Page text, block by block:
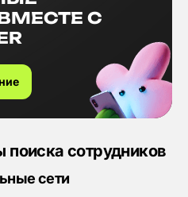
С
сотрудников
сети